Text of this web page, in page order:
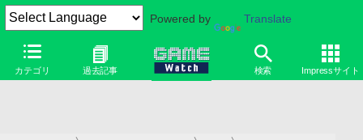
Powered by Translate
カテゴリ 過去記事 検索 Impressサイト